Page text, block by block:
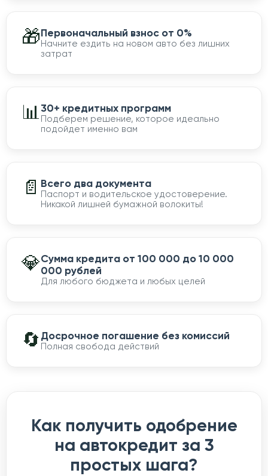
🎁Первоначальный взнос от 0%
Начните ездить на новом авто без лишних
затрат
📊30+ кредитных программ
Подберем решение, которое идеально
подойдет именно вам
📄 Всего два документа
Паспорт и водительское удостоверение.
Никакой лишней бумажной волокиты!
💎Сумма кредита от 100 000 до 10 000
000 рублей
Для любого бюджета и любых целей
🔄 Досрочное погашение без комиссий
Полная свобода действий
Как получить одобрение
на автокредит за 3
простых шага?